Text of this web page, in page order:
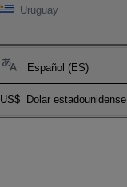
Uruguay
Español (ES)
US$ Dolar estadounidense